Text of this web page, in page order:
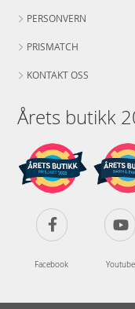
PERSONVERN
PRISMATCH
KONTAKT OSS
Årets butikk
Facebook Youtube